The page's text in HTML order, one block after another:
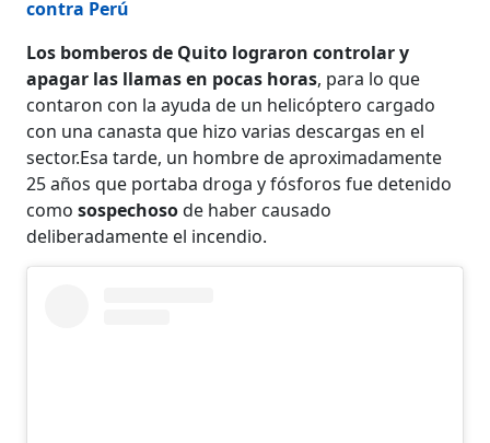
contra Perú
Los bomberos de Quito lograron controlar y
apagar las llamas en pocas horas, para lo que
contaron con la ayuda de un helicóptero cargado
con una canasta que hizo varias descargas en el
sector.Esa tarde, un hombre de aproximadamente
25 años que portaba droga y fósforos fue detenido
como sospechosode haber causado
deliberadamente el incendio.